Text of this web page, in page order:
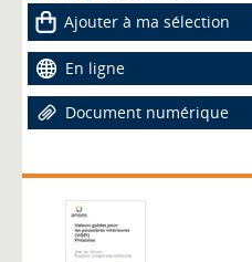
Ajouter à ma sélection
En ligne
Document numérique